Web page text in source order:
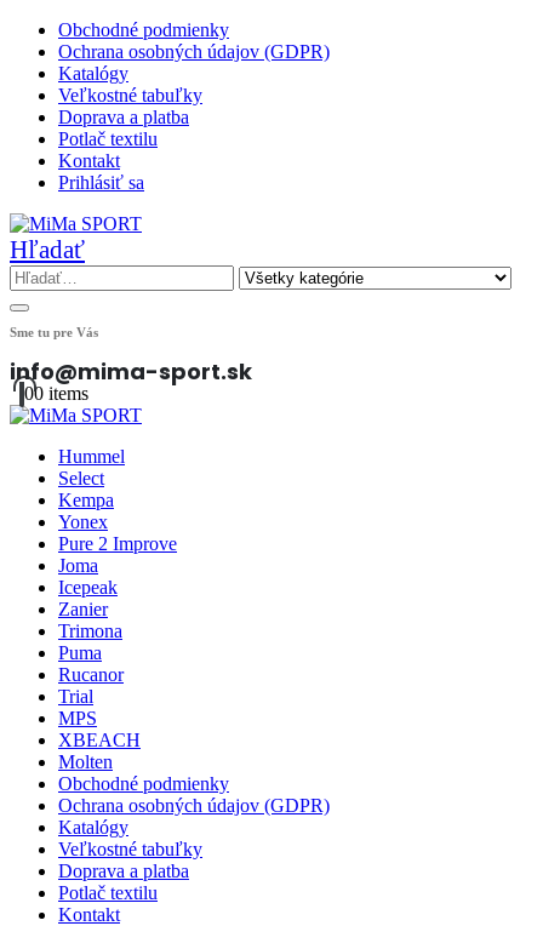
Obchodné podmienky
Ochrana osobných údajov (GDPR)
Katalógy
Veľkostné tabuľky
Doprava a platba
Potlač textilu
Kontakt
Prihlásiť sa
Hľadať
Sme tu pre Vás
info@mima-sport.sk
00 items
Hummel
Select
Kempa
Yonex
Pure 2 Improve
Joma
Icepeak
Zanier
Trimona
Puma
Rucanor
Trial
MPS
XBEACH
Molten
Obchodné podmienky
Ochrana osobných údajov (GDPR)
Katalógy
Veľkostné tabuľky
Doprava a platba
Potlač textilu
Kontakt